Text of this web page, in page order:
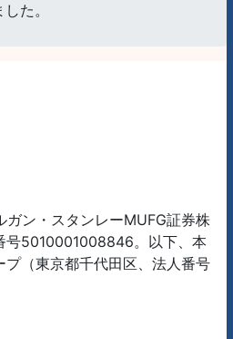
た。
ン・スタンレーMUFG証券株
号5010001008846。以下、本
（東京都千代田区、法人番号